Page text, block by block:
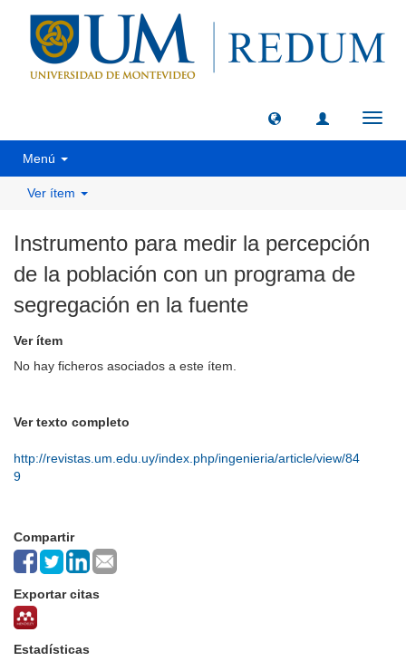
Menú
Ver ítem
Instrumento para medir la percepción
de la población con un programa de
segregación en la fuente
Ver ítem
No hay ficheros asociados a este ítem.
Ver texto completo
http://revistas.um.edu.uy/index.php/ingenieria/article/view/84
9
Compartir
Exportar citas
Estadísticas